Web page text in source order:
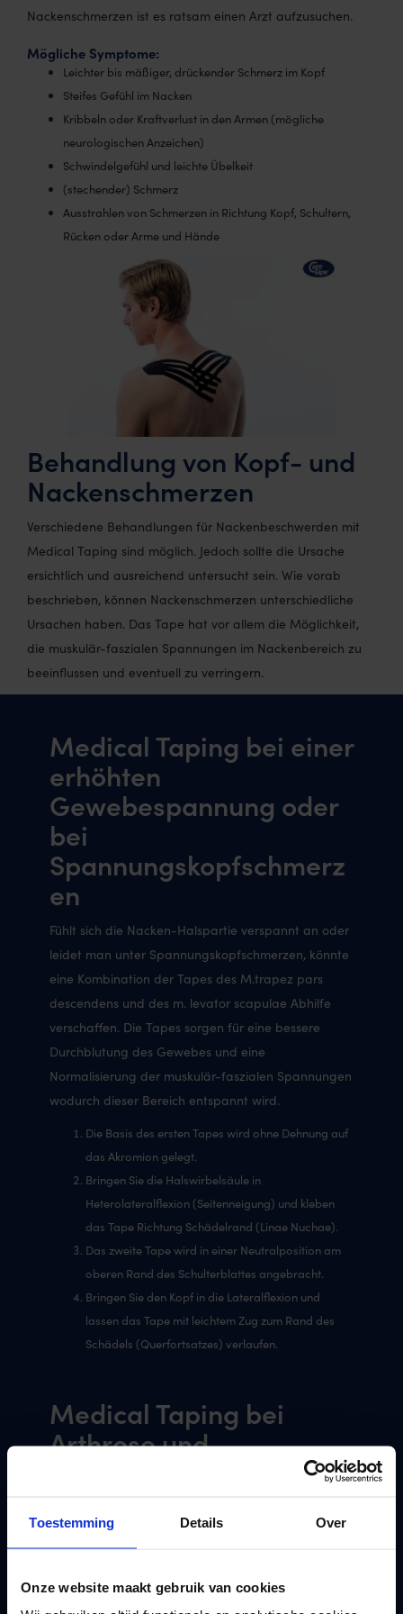
Toestemming Details Over
Onze website maakt gebruik van cookies
Nackenschmerzen ist es ratsam einen Arzt aufzusuchen.
Mögliche Symptome:
Leichter bis mäßiger, drückender Schmerz im Kopf
Steifes Gefühl im Nacken
Kribbeln oder Kraftverlust in den Armen (mögliche
neurologischen Anzeichen)
Schwindelgefühl und leichte Übelkeit
(stechender) Schmerz
Ausstrahlen von Schmerzen in Richtung Kopf, Schultern,
Rücken oder Arme und Hände
Behandlung von Kopf- und
Nackenschmerzen
Verschiedene Behandlungen für Nackenbeschwerden mit
Medical Taping sind möglich. Jedoch sollte die Ursache
ersichtlich und ausreichend untersucht sein. Wie vorab
beschrieben, können Nackenschmerzen unterschiedliche
Ursachen haben. Das Tape hat vor allem die Möglichkeit,
die muskulär-faszialen Spannungen im Nackenbereich zu
beeinflussen und eventuell zu verringern.
Medical Taping bei einer
erhöhten
Gewebespannung oder
bei
Spannungskopfschmerz
en
Fühlt sich die Nacken-Halspartie verspannt an oder
leidet man unter Spannungskopfschmerzen, könnte
eine Kombination der Tapes des M.trapez pars
descendens und des m. levator scapulae Abhilfe
verschaffen. Die Tapes sorgen für eine bessere
Durchblutung des Gewebes und eine
Normalisierung der muskulär-faszialen Spannungen
wodurch dieser Bereich entspannt wird.
Die Basis des ersten Tapes wird ohne Dehnung auf
das Akromion gelegt.
Bringen Sie die Halswirbelsäule in
Heterolateralflexion (Seitenneigung) und kleben
das Tape Richtung Schädelrand (Linae Nuchae).
Das zweite Tape wird in einer Neutralposition am
oberen Rand des Schulterblattes angebracht.
Bringen Sie den Kopf in die Lateralflexion und
lassen das Tape mit leichtem Zug zum Rand des
Schädels (Querfortsatzes) verlaufen.
Medical Taping bei
Arthrose und
Extensionsbeschwerden
Kopfschmerzen und allgemeinen arthrotischen